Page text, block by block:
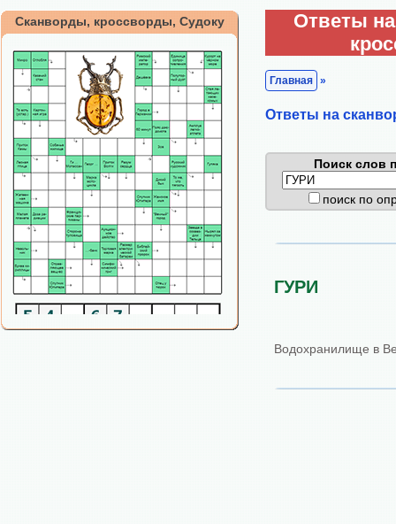
Сканворды, кроссворды, Судоку
Ответы
Главная »
Ответы на
Поиск слов
поиск по
ГУРИ
Водохранилище в